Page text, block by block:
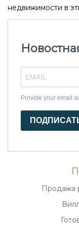
недвижимости в
Provide your email
Продажа